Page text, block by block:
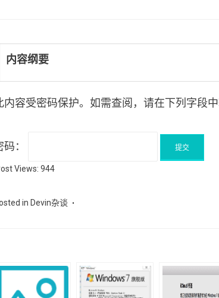
内容纲要
内容受密码保护。如需查阅，请在下列字段中
码：
Views: 944
in Devin杂谈